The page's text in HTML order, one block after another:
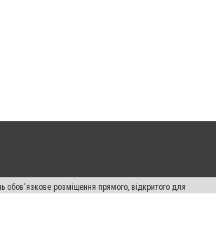
обов'язкове розміщення прямого, відкритого для